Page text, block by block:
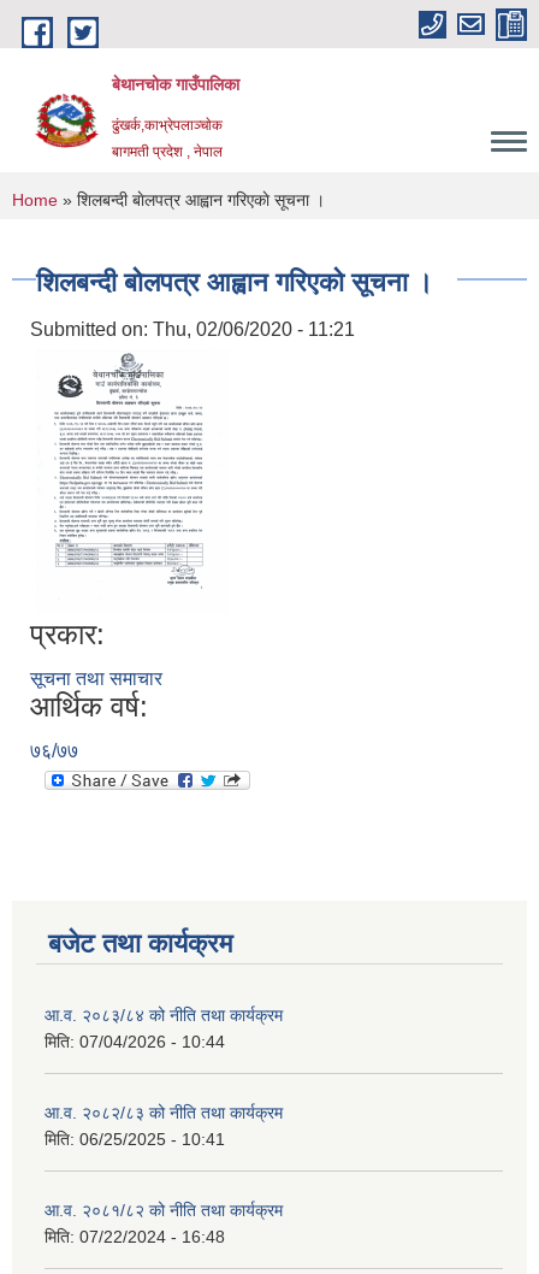
Skip to main content
बेथानचोक गाउँपालिका
ढुंखर्क,काभ्रेपलाञ्चाेक
बागमती प्रदेश , नेपाल
You are here
Home » शिलबन्दी बाेलपत्र आह्वान गरिएकाे सूचना ।
शिलबन्दी बाेलपत्र आह्वान गरिएकाे सूचना ।
Submitted on: Thu, 02/06/2020 - 11:21
प्रकार:
सूचना तथा समाचार
आर्थिक वर्ष:
७६/७७
बजेट तथा कार्यक्रम
आ.व. २०८३/८४ को नीति तथा कार्यक्रम
मिति: 07/04/2026 - 10:44
आ.व. २०८२/८३ को नीति तथा कार्यक्रम
मिति: 06/25/2025 - 10:41
आ.व. २०८१/८२ को नीति तथा कार्यक्रम
मिति: 07/22/2024 - 16:48